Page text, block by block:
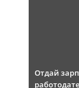
Отдай